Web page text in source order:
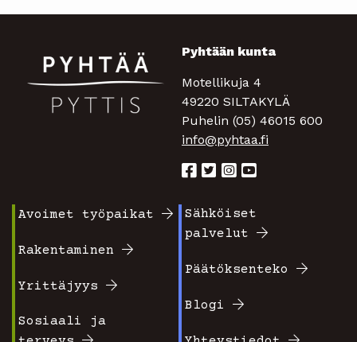
Pyhtään kunta
Motellikuja 4
49220 SILTAKYLÄ
Puhelin (05) 46015 600
info@pyhtaa.fi
valikko
1
Avoimet työpaikat
Rakentaminen
Yrittäjyys
Sosiaali ja
Footer
2
Sähköiset
palvelut
Päätöksenteko
Blogi